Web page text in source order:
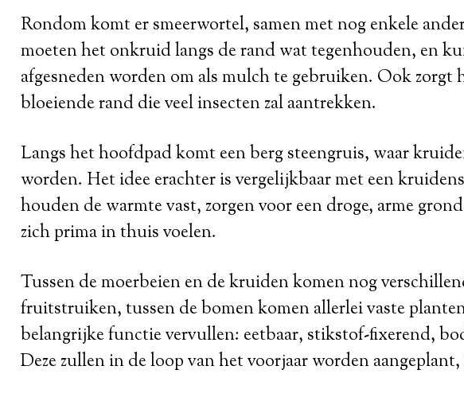
Rondom komt er smeerwortel, samen met nog enkele
moeten het onkruid langs de rand wat tegenhouden, en
afgesneden worden om als mulch te gebruiken. Ook zorgt
bloeiende rand die veel insecten zal aantrekken.
Langs het hoofdpad komt een berg steengruis, waar
worden. Het idee erachter is vergelijkbaar met een
houden de warmte vast, zorgen voor een droge, arme
zich prima in thuis voelen.
Tussen de moerbeien en de kruiden komen nog
fruitstruiken, tussen de bomen komen allerlei vaste
belangrijke functie vervullen: eetbaar, stikstof-fixerend,
Deze zullen in de loop van het voorjaar worden